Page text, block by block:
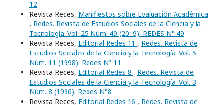
12
Revista Redes, Manifiestos sobre Evaluación Académica
, Redes. Revista de Estudios Sociales de la Ciencia y la
Tecnología: Vol. 25 Núm. 49 (2019): REDES N° 49
Revista Redes, Editorial Redes 11 , Redes. Revista de
Estudios Sociales de la Ciencia y la Tecnología: Vol. 5
Núm. 11 (1998): Redes N° 11
Revista Redes, Editorial Redes 8 , Redes. Revista de
Estudios Sociales de la Ciencia y la Tecnología: Vol. 3
Núm. 8 (1996): Redes N°8
Revista Redes, Editorial Redes 16 , Redes. Revista de